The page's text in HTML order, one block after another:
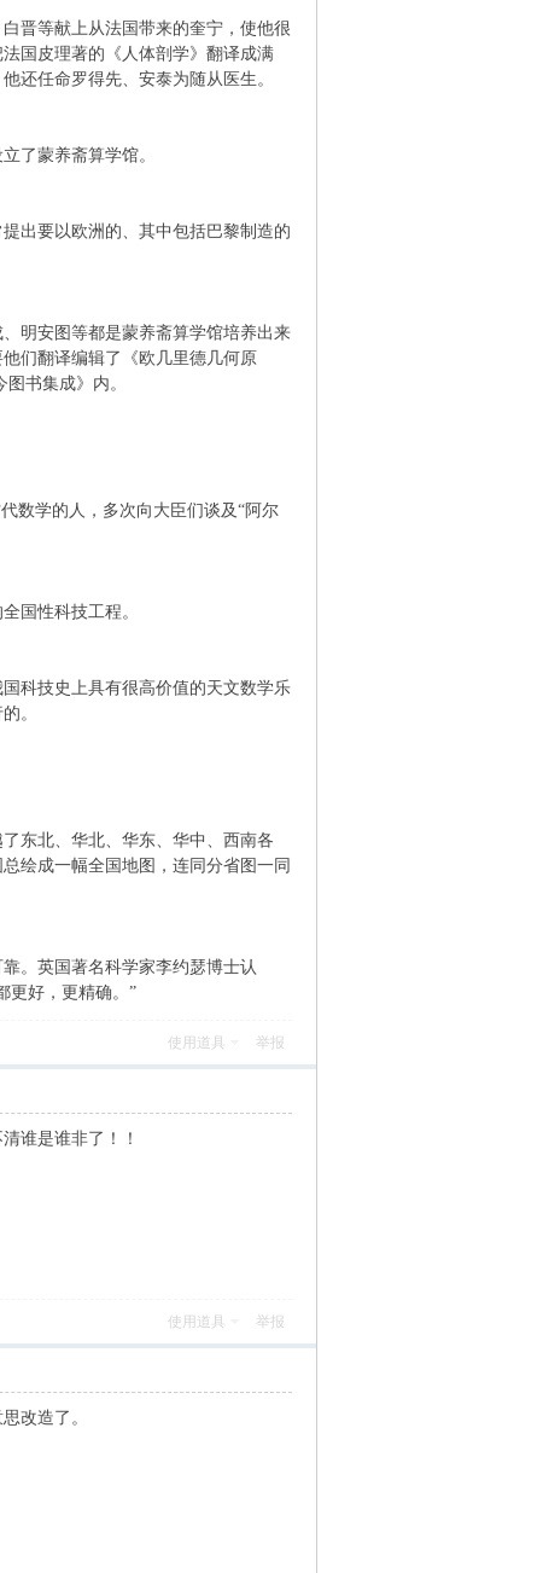
晋等献上从法国带来的奎宁，使他很
国皮理著的《人体剖学》翻译成满
还任命罗得先、安泰为随从医生。
了蒙养斋算学馆。
出要以欧洲的、其中包括巴黎制造的
明安图等都是蒙养斋算学馆培养出来
们翻译编辑了《欧几里德几何原
书集成》内。
数学的人，多次向大臣们谈及“阿尔
国性科技工程。
科技史上具有很高价值的天文数学乐
。
东北、华北、华东、华中、西南各
绘成一幅全国地图，连同分省图一同
。英国著名科学家李约瑟博士认
更好，更精确。”
使用道具 举报
谁是谁非了！！
使用道具 举报
改造了。